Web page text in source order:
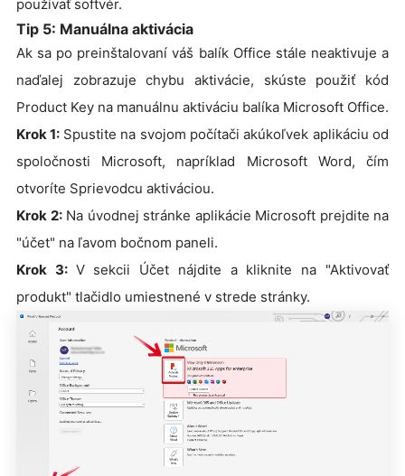
používať softvér.
Tip 5: Manuálna aktivácia
Ak sa po preinštalovaní váš balík Office stále neaktivuje a
naďalej zobrazuje chybu aktivácie, skúste použiť kód
Product Key na manuálnu aktiváciu balíka Microsoft Office.
Krok 1: Spustite na svojom počítači akúkoľvek aplikáciu od
spoločnosti Microsoft, napríklad Microsoft Word, čím
otvoríte Sprievodcu aktiváciou.
Krok 2:Na úvodnej stránke aplikácie Microsoft prejdite na
"účet" na ľavom bočnom paneli.
Krok 3: V sekcii Účet nájdite a kliknite na "Aktivovať
produkt" tlačidlo umiestnené v strede stránky.